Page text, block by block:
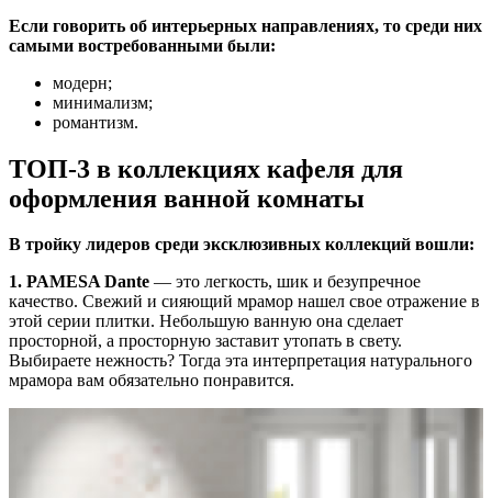
Если говорить об интерьерных направлениях, то среди них
самыми востребованными были:
модерн;
минимализм;
романтизм.
ТОП-3 в коллекциях кафеля для
оформления ванной комнаты
В тройку лидеров среди эксклюзивных коллекций вошли:
1. PAMESA Dante — это легкость, шик и безупречное
качество. Свежий и сияющий мрамор нашел свое отражение в
этой серии плитки. Небольшую ванную она сделает
просторной, а просторную заставит утопать в свету.
Выбираете нежность? Тогда эта интерпретация натурального
мрамора вам обязательно понравится.